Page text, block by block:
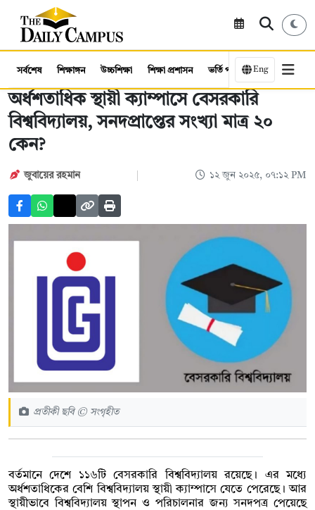
সর্বশেষ শিক্ষাঙ্গন উচ্চশিক্ষা শিক্ষা প্রশাসন ভর্তি পরীক্ষা কর্মসংস্থান
Eng
অর্ধশতাধিক স্থায়ী ক্যাম্পাসে বেসরকারি
বিশ্ববিদ্যালয়, সনদপ্রাপ্তের সংখ্যা মাত্র ২০
কেন?
জুবায়ের রহমান ১২ জুন ২০২৫, ০৭:১২ PM
প্রতীকী ছবি © সংগৃহীত
বর্তমানে দেশে ১১৬টি বেসরকারি বিশ্ববিদ্যালয় রয়েছে। এর মধ্যে
অর্ধশতাধিকের বেশি বিশ্ববিদ্যালয় স্থায়ী ক্যাম্পাসে যেতে পেরেছে। আর
স্থায়ীভাবে বিশ্ববিদ্যালয় স্থাপন ও পরিচালনার জন্য সনদপত্র পেয়েছে